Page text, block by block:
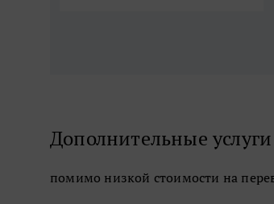
Дополнительные услуги
помимо низкой стоимости на